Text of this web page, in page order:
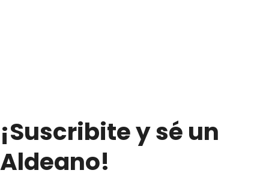
¡Suscribite y sé un
Aldeano!